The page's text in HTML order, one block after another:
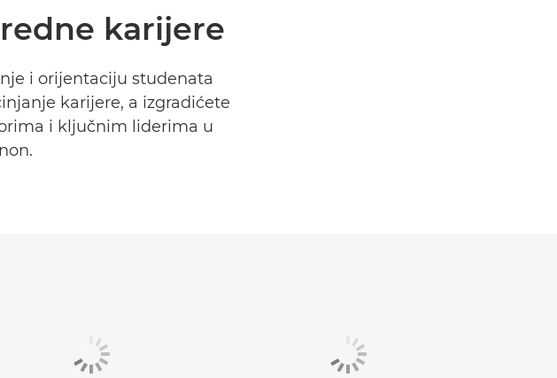
karijere
i orijentaciju studenata
karijere, a izgradićete
i ključnim liderima u